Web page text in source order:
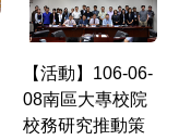
【活動】106-06-
08南區大專校院
校務研究推動策